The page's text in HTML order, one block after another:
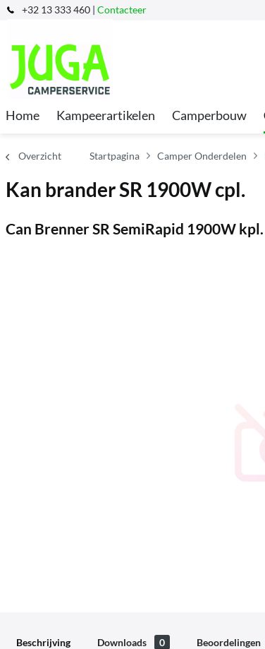
+32 13 333 460 | Contacteer
Home Kampeerartikelen Camperbouw
Overzicht Startpagina Camper Onderdelen
Kan brander SR 1900W cpl.
Can Brenner SR SemiRapid 1900W kpl.
Beschrijving Downloads 0 Beoordelingen